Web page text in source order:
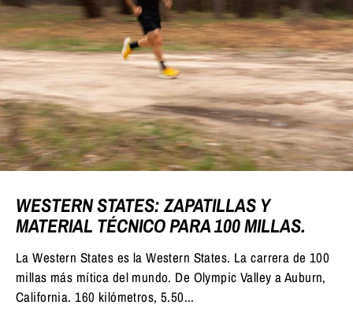
WESTERN STATES: ZAPATILLAS Y
MATERIAL TÉCNICO PARA 100 MILLAS.
La Western States es la Western States. La carrera de 100
millas más mítica del mundo. De Olympic Valley a Auburn,
California. 160 kilómetros, 5.50...